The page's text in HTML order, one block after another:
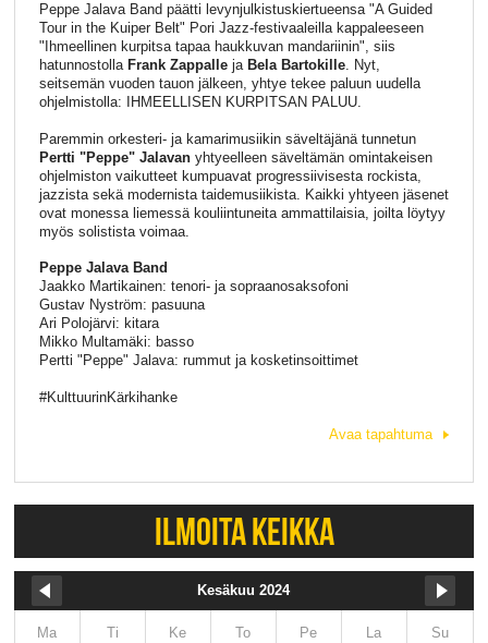
Peppe Jalava Band päätti levynjulkistuskiertueensa "A Guided
Tour in the Kuiper Belt" Pori Jazz-festivaaleilla kappaleeseen
"Ihmeellinen kurpitsa tapaa haukkuvan mandariinin", siis
hatunnostolla Frank Zappalleja Bela Bartokille. Nyt,
seitsemän vuoden tauon jälkeen, yhtye tekee paluun uudella
ohjelmistolla: IHMEELLISEN KURPITSAN PALUU.
Paremmin orkesteri- ja kamarimusiikin säveltäjänä tunnetun
Pertti "Peppe" Jalavanyhtyeelleen säveltämän omintakeisen
ohjelmiston vaikutteet kumpuavat progressiivisesta rockista,
jazzista sekä modernista taidemusiikista. Kaikki yhtyeen jäsenet
ovat monessa liemessä kouliintuneita ammattilaisia, joilta löytyy
myös solistista voimaa.
Peppe Jalava Band
Jaakko Martikainen: tenori- ja sopraanosaksofoni
Gustav Nyström: pasuuna
Ari Polojärvi: kitara
Mikko Multamäki: basso
Pertti "Peppe" Jalava: rummut ja kosketinsoittimet
#KulttuurinKärkihanke
Avaa tapahtuma
ILMOITA KEIKKA
Kesäkuu 2024
Ma Ti Ke To Pe La Su